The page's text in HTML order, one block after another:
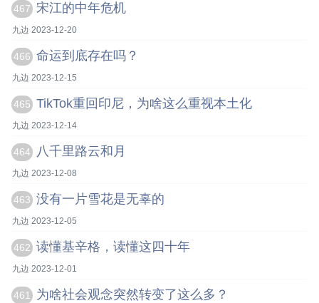
467 宋江的中年危机
九边 2023-12-20
466 命运到底存在吗？
九边 2023-12-15
465 TikTok重回印尼，为啥这么重视本土化
九边 2023-12-14
464 八千里路云和月
九边 2023-12-08
463 没有一片雪花是无辜的
九边 2023-12-05
462 读懂基辛格，读懂这四十年
九边 2023-12-01
461 为啥社会观念突然转变了这么多？